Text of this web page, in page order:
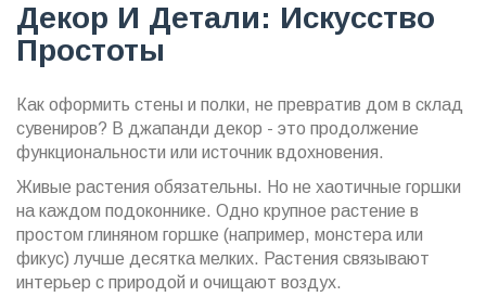
Декор И Детали: Искусство
Простоты
Как оформить стены и полки, не превратив дом в склад
сувениров? В джапанди декор - это продолжение
функциональности или источник вдохновения.
Живые растения обязательны. Но не хаотичные горшки
на каждом подоконнике. Одно крупное растение в
простом глиняном горшке (например, монстера или
фикус) лучше десятка мелких. Растения связывают
интерьер с природой и очищают воздух.